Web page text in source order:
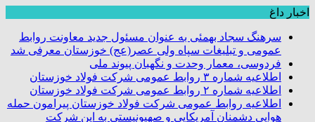
اخبار داغ
سرهنگ سجاد بهمئی به عنوان مسئول جدید معاونت روابط
عمومی و تبلیغات سپاه ولی عصر(عج) خوزستان معرفی شد
فردوسی، معمار وحدت و نگهبان پیوند ملی
اطلاعیه شماره ۳ روابط عمومی شرکت فولاد خوزستان
اطلاعیه شماره ۲ روابط عمومی شرکت فولاد خوزستان
اطلاعیه روابط عمومی شرکت فولاد خوزستان پیرامون حمله
هوایی دشمنان آمریکایی و صهیونیستی به این شرکت